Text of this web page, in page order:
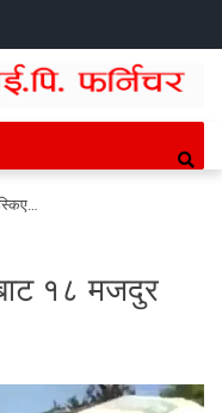
१८ मजदुर